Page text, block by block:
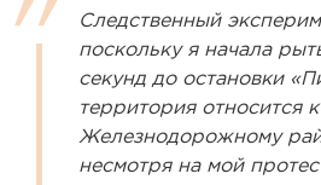
Следственный
поскольку я начала
секунд до остановки
территория относится к
Железнодорожному
несмотря на мой